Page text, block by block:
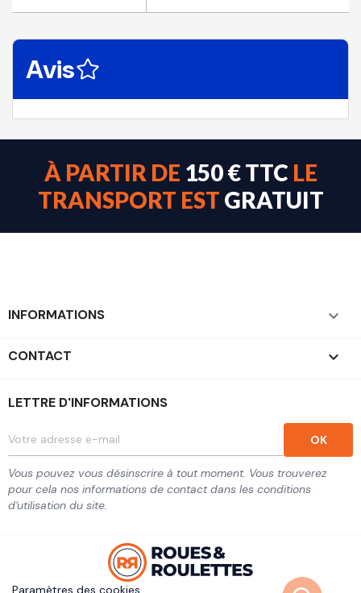
Avis
À PARTIR DE 150 € TTC LE
TRANSPORT EST GRATUIT
INFORMATIONS 
CONTACT keyboard_arrow_down
LETTRE D'INFORMATIONS
Vous pouvez vous désinscrire à tout moment. Vous trouverez
pour cela nos informations de contact dans les conditions
d'utilisation du site.
Paramètres des cookies